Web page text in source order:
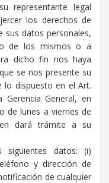
representante legal
los derechos de
sus datos personales,
de los mismos o a
dicho fin nos haya
se nos presente su
lo dispuesto en el Art.
General, en
de lunes a viernes de
dará trámite a su
siguientes datos: (i)
y dirección de
de cualquier